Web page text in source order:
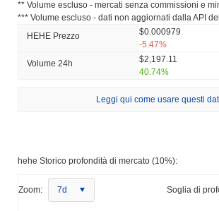
** Volume escluso - mercati senza commissioni e
*** Volume escluso - dati non aggiornati dalla API
HEHE Prezzo
$0.000979
-5.47%
Volume 24h
$2,197.11
40.74%
Leggi qui come usare questi
hehe Storico profondità di mercato (10%):
Zoom: 7d Soglia di